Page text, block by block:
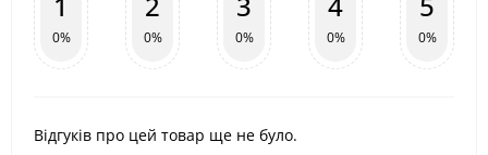
0% 0% 0% 0% 0%
Відгуків про цей товар ще не було.